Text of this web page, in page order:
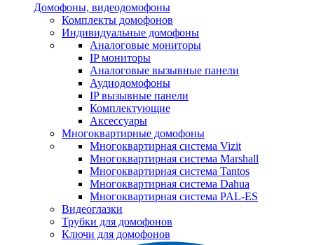
Домофоны, видеодомофоны
Комплекты домофонов
Индивидуальные домофоны
Аналоговые мониторы
IP мониторы
Аналоговые вызывные панели
Аудиодомофоны
IP вызывные панели
Комплектующие
Аксессуары
Многоквартирные домофоны
Многоквартирная система Vizit
Многоквартирная система Marshall
Многоквартирная система Tantos
Многоквартирная система Dahua
Многоквартирная система PAL-ES
Видеоглазки
Трубки для домофонов
Ключи для домофонов